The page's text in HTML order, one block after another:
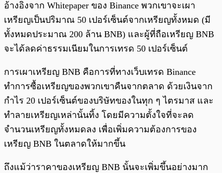
อ้างอิงจาก Whitepaper ของ Binance พวกเขาจะเผา
เหรียญเป็นปริมาณ 50 เปอร์เซ็นต์จากเหรียญทั้งหมด (มี
ทั้งหมดประมาณ 200 ล้าน BNB) และผู้ที่ถือเหรียญ BNB
จะได้ลดค่าธรรมเนียมในการเทรด 50 เปอร์เซ็นต์
การเผาเหรียญ BNB คือการที่ทางเว็บเทรด Binance
ทำการซื้อเหรียญของพวกเขาคืนจากตลาด ด้วยเงินจาก
กำไร 20 เปอร์เซ็นต์ของบริษัทของในทุก ๆ ไตรมาส และ
ทำลายเหรียญเหล่านั้นทิ้ง โดยมีความตั้งใจที่จะลด
จำนวนเหรียญทั้งหมดลง เพื่อเพิ่มความต้องการของ
เหรียญ BNB ในตลาดให้มากขึ้น
ถึงแม้ว่าราคาของเหรียญ BNB นั้นจะเพิ่มขึ้นอย่างมาก